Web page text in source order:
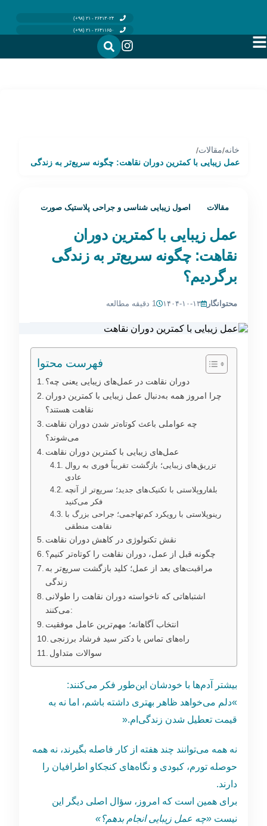
۲۶۴۱۳۰۲۴ - ۲۱ (۹۸+)
۲۶۴۱۱۶۵۰ - ۲۱ (۹۸+)
خانه/مقالات/
عمل زیبایی با کمترین دوران نقاهت: چگونه سریع‌تر به زندگی
مقالات اصول زیبایی شناسی و جراحی پلاستیک صورت
عمل زیبایی با کمترین دوران
نقاهت: چگونه سریع‌تر به زندگی
برگردیم؟
محتوانگار ۱۴۰۴-۱۰-۱۳ 1 دقیقه مطالعه
فهرست محتوا
دوران نقاهت در عمل‌های زیبایی یعنی چه؟
چرا امروز همه به‌دنبال عمل زیبایی با کمترین دوران
نقاهت هستند؟
چه عواملی باعث کوتاه‌تر شدن دوران نقاهت
می‌شوند؟
عمل‌های زیبایی با کمترین دوران نقاهت
تزریق‌های زیبایی؛ بازگشت تقریباً فوری به روال
عادی
بلفاروپلاستی با تکنیک‌های جدید؛ سریع‌تر از آنچه
فکر می‌کنید
رینوپلاستی با رویکرد کم‌تهاجمی؛ جراحی بزرگ با
نقاهت منطقی
نقش تکنولوژی در کاهش دوران نقاهت
چگونه قبل از عمل، دوران نقاهت را کوتاه‌تر کنیم؟
مراقبت‌های بعد از عمل؛ کلید بازگشت سریع‌تر به
زندگی
اشتباهاتی که ناخواسته دوران نقاهت را طولانی
می‌کنند:
انتخاب آگاهانه؛ مهم‌ترین عامل موفقیت
راه‌های تماس با دکتر سید فرشاد برزنجی
سوالات متداول
بیشتر آدم‌ها با خودشان این‌طور فکر می‌کنند:
»دلم می‌خواهد ظاهر بهتری داشته باشم، اما نه به
قیمت تعطیل شدن زندگی‌ام.«
نه همه می‌توانند چند هفته از کار فاصله بگیرند، نه همه
حوصله تورم، کبودی و نگاه‌های کنجکاو اطرافیان را
دارند.
برای همین است که امروز، سؤال اصلی دیگر این
نیست«چه عمل زیبایی انجام بدهم؟»